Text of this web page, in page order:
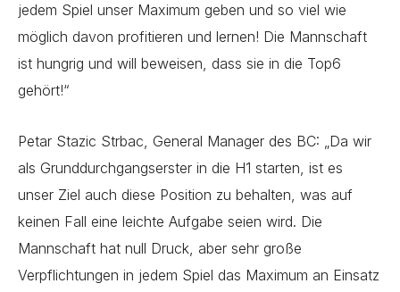
jedem Spiel unser Maximum geben und so viel wie
möglich davon profitieren und lernen! Die Mannschaft
ist hungrig und will beweisen, dass sie in die Top6
gehört!“
Petar Stazic Strbac, General Manager des BC: „Da wir
als Grunddurchgangserster in die H1 starten, ist es
unser Ziel auch diese Position zu behalten, was auf
keinen Fall eine leichte Aufgabe seien wird. Die
Mannschaft hat null Druck, aber sehr große
Verpflichtungen in jedem Spiel das Maximum an Einsatz